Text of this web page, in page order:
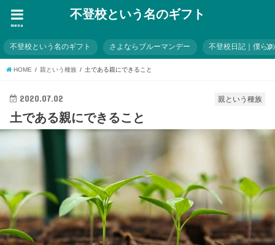
不登校という名のギフト
menu
不登校という名のギフト さよならブルーマンデー 不登校日記｜僕ら
HOME 親という種族 土である親にできること
親という種族
2020.07.02
土である親にできること